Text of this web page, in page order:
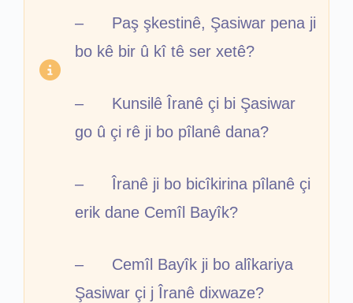
– Paş şkestinê, Şasiwar pena ji
bo kê bir û kî tê ser xetê?
– Kunsilê Îranê çi bi Şasiwar
go û çi rê ji bo pîlanê dana?
– Îranê ji bo bicîkirina pîlanê çi
erik dane Cemîl Bayîk?
– Cemîl Bayîk ji bo alîkariya
Şasiwar çi j Îranê dixwaze?